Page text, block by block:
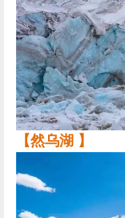
【然乌湖 】